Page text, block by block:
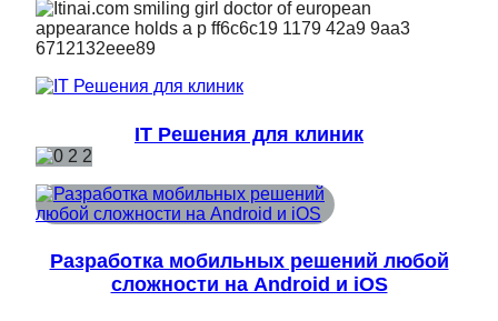
IT Решения для клиник
Разработка мобильных решений любой
сложности на Android и iOS